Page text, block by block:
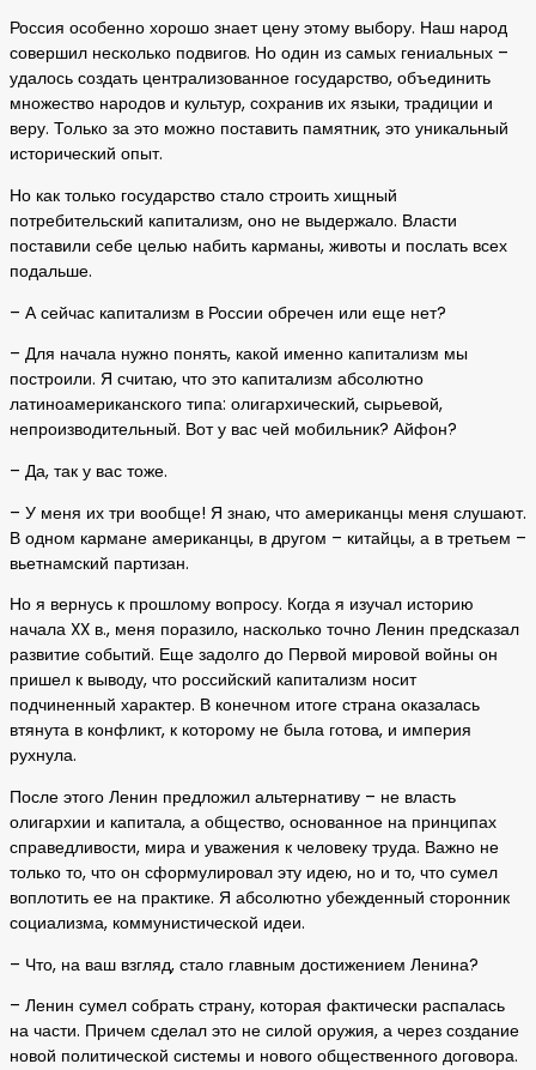
Россия особенно хорошо знает цену этому выбору. Наш народ
совершил несколько подвигов. Но один из самых гениальных –
удалось создать централизованное государство, объединить
множество народов и культур, сохранив их языки, традиции и
веру. Только за это можно поставить памятник, это уникальный
исторический опыт.
Но как только государство стало строить хищный
потребительский капитализм, оно не выдержало. Власти
поставили себе целью набить карманы, животы и послать всех
подальше.
– А сейчас капитализм в России обречен или еще нет?
– Для начала нужно понять, какой именно капитализм мы
построили. Я считаю, что это капитализм абсолютно
латиноамериканского типа: олигархический, сырьевой,
непроизводительный. Вот у вас чей мобильник? Айфон?
– Да, так у вас тоже.
– У меня их три вообще! Я знаю, что американцы меня слушают.
В одном кармане американцы, в другом – китайцы, а в третьем –
вьетнамский партизан.
Но я вернусь к прошлому вопросу. Когда я изучал историю
начала XX в., меня поразило, насколько точно Ленин предсказал
развитие событий. Еще задолго до Первой мировой войны он
пришел к выводу, что российский капитализм носит
подчиненный характер. В конечном итоге страна оказалась
втянута в конфликт, к которому не была готова, и империя
рухнула.
После этого Ленин предложил альтернативу – не власть
олигархии и капитала, а общество, основанное на принципах
справедливости, мира и уважения к человеку труда. Важно не
только то, что он сформулировал эту идею, но и то, что сумел
воплотить ее на практике. Я абсолютно убежденный сторонник
социализма, коммунистической идеи.
– Что, на ваш взгляд, стало главным достижением Ленина?
– Ленин сумел собрать страну, которая фактически распалась
на части. Причем сделал это не силой оружия, а через создание
новой политической системы и нового общественного договора.